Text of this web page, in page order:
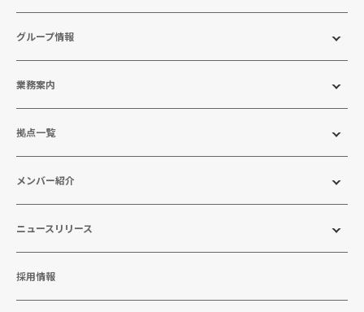
グループ情報
業務案内
拠点一覧
メンバー紹介
ニュースリリース
採用情報